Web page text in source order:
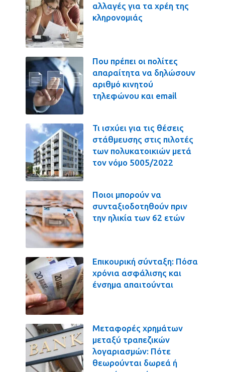
αλλαγές για τα χρέη της
κληρονομιάς
Που πρέπει οι πολίτες
απαραίτητα να δηλώσουν
αριθμό κινητού
τηλεφώνου και email
Τι ισχύει για τις θέσεις
στάθμευσης στις πιλοτές
των πολυκατοικιών μετά
τον νόμο 5005/2022
Ποιοι μπορούν να
συνταξιοδοτηθούν πριν
την ηλικία των 62 ετών
Επικουρική σύνταξη: Πόσα
χρόνια ασφάλισης και
ένσημα απαιτούνται
Μεταφορές χρημάτων
μεταξύ τραπεζικών
λογαριασμών: Πότε
θεωρούνται δωρεά ή